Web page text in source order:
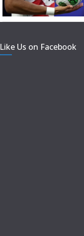
Like Us on Facebook